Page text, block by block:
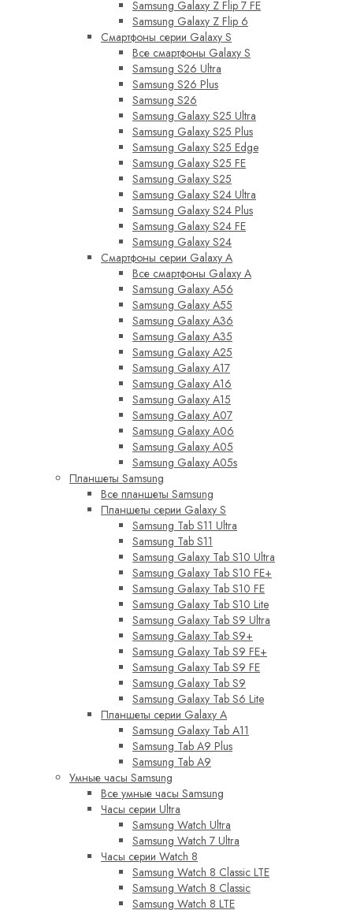
Samsung Galaxy Z Flip 7 FE
Samsung Galaxy Z Flip 6
Смартфоны серии Galaxy S
Все смартфоны Galaxy S
Samsung S26 Ultra
Samsung S26 Plus
Samsung S26
Samsung Galaxy S25 Ultra
Samsung Galaxy S25 Plus
Samsung Galaxy S25 Edge
Samsung Galaxy S25 FE
Samsung Galaxy S25
Samsung Galaxy S24 Ultra
Samsung Galaxy S24 Plus
Samsung Galaxy S24 FE
Samsung Galaxy S24
Смартфоны серии Galaxy A
Все смартфоны Galaxy A
Samsung Galaxy A56
Samsung Galaxy A55
Samsung Galaxy A36
Samsung Galaxy A35
Samsung Galaxy A25
Samsung Galaxy A17
Samsung Galaxy A16
Samsung Galaxy A15
Samsung Galaxy A07
Samsung Galaxy A06
Samsung Galaxy A05
Samsung Galaxy A05s
Планшеты Samsung
Все планшеты Samsung
Планшеты серии Galaxy S
Samsung Tab S11 Ultra
Samsung Tab S11
Samsung Galaxy Tab S10 Ultra
Samsung Galaxy Tab S10 FE+
Samsung Galaxy Tab S10 FE
Samsung Galaxy Tab S10 Lite
Samsung Galaxy Tab S9 Ultra
Samsung Galaxy Tab S9+
Samsung Galaxy Tab S9 FE+
Samsung Galaxy Tab S9 FE
Samsung Galaxy Tab S9
Samsung Galaxy Tab S6 Lite
Планшеты серии Galaxy A
Samsung Galaxy Tab A11
Samsung Tab A9 Plus
Samsung Tab A9
Умные часы Samsung
Все умные часы Samsung
Часы серии Ultra
Samsung Watch Ultra
Samsung Watch 7 Ultra
Часы серии Watch 8
Samsung Watch 8 Classic LTE
Samsung Watch 8 Classic
Samsung Watch 8 LTE